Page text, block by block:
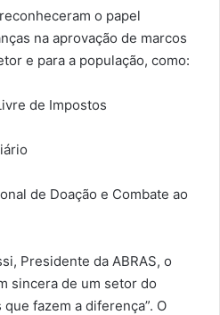
o papel
na aprovação de marcos
e para a população, como:
de Impostos
de Doação e Combate ao
Presidente da ABRAS, o
sincera de um setor do
fazem a diferença”. O